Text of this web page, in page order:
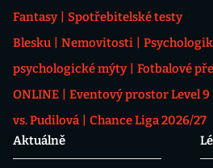
Fantasy
Spotřebitelské testy
Blesku
Nemovitosti
psychologické mýty
Fotbalové
ONLINE
Eventový prostor Level 9
vs. Pudilová
Chance Liga 2026/27
Aktuálně